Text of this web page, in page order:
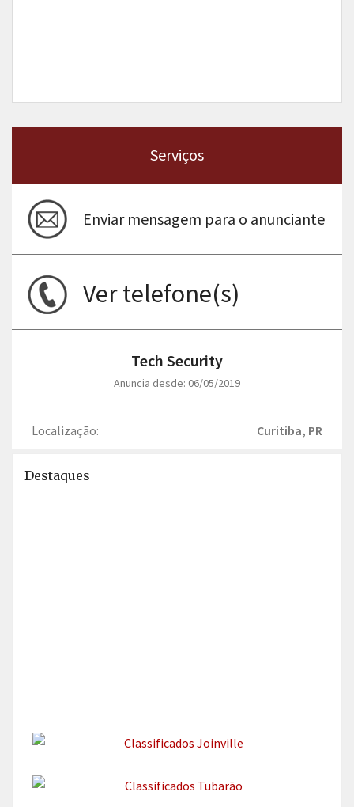
Serviços
Enviar mensagem para o anunciante
Ver telefone(s)
Tech Security
Anuncia desde: 06/05/2019
Localização: Curitiba, PR
Destaques